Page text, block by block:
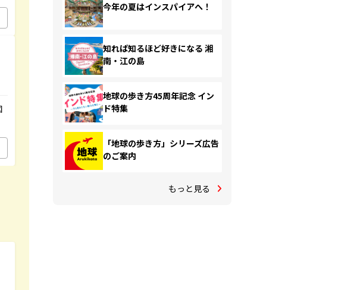
今年の夏はインスパイアへ！
知れば知るほど好きになる 湘
南・江の島
地球の歩き方45周年記念 イン
ド特集
「地球の歩き方」シリーズ広告
のご案内
もっと見る